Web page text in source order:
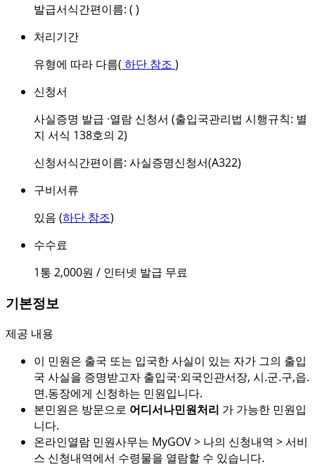
발급서식간편이름: ( )
처리기간
유형에 따라 다름( 하단 참조 )
신청서
사실증명 발급 ·열람 신청서 (출입국관리법 시행규칙: 별
지 서식 138호의 2)
신청서식간편이름: 사실증명신청서(A322)
구비서류
있음 (하단 참조)
수수료
1통 2,000원 / 인터넷 발급 무료
기본정보
제공 내용
이 민원은 출국 또는 입국한 사실이 있는 자가 그의 출입
국 사실을 증명받고자 출입국·외국인관서장, 시.군.구,읍.
면.동장에게 신청하는 민원입니다.
본민원은 방문으로 어디서나민원처리 가 가능한 민원입
니다.
온라인열람 민원사무는 MyGOV > 나의 신청내역 > 서비
스 신청내역에서 수령물을 열람할 수 있습니다.